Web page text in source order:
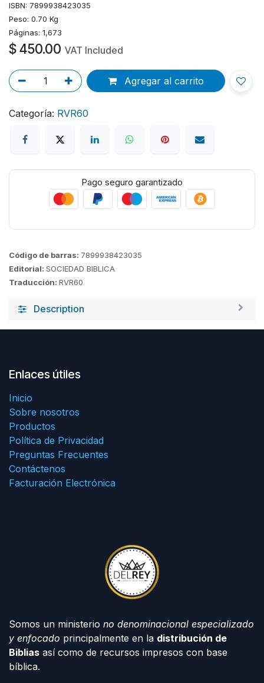
ISBN: 7899938423035
Peso: 0.70 Kg
Páginas: 1,673
$450.00 VAT Included
Agregar al carrito
Categoría: RVR60
Pago seguro garantizado
Código de barras: 7899938423035
Editorial: SOCIEDAD BIBLICA
Traducción: RVR60
Description
Enlaces útiles
Inicio
Sobre nosotros
Productos
Política de Privacidad
Preguntas Frecuentes
Contáctenos
Facturación Electrónica
Somos un ministerio no denominacional especializado
y enfocado principalmente en la distribución de
Biblias así como de recursos impresos con base
bíblica.